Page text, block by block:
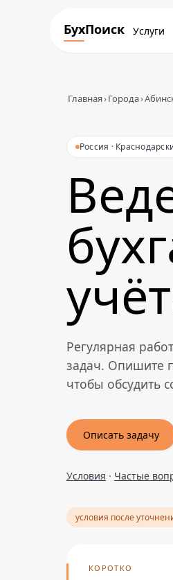
БухПоиск Услуги
Главная›Города›
Россия ·
Регулярная
задач. Опишите
чтобы обсудить
Описать задачу
Условия · Частые
условия после
КОРОТКО